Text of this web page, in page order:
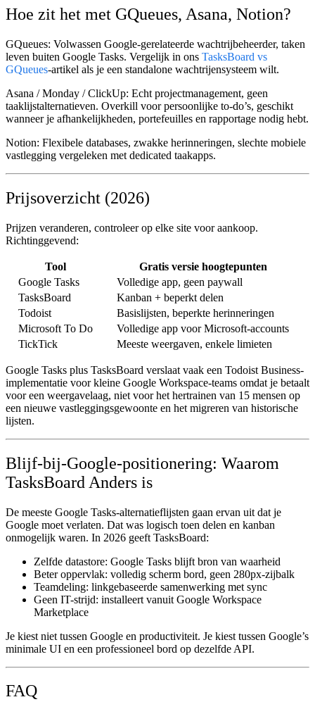
Hoe zit het met GQueues, Asana, Notion?
GQueues: Volwassen Google-gerelateerde wachtrijbeheerder, taken
leven buiten Google Tasks. Vergelijk in ons TasksBoard vs
GQueues-artikel als je een standalone wachtrijensysteem wilt.
Asana / Monday / ClickUp: Echt projectmanagement, geen
taaklijstalternatieven. Overkill voor persoonlijke to-do’s, geschikt
wanneer je afhankelijkheden, portefeuilles en rapportage nodig hebt.
Notion: Flexibele databases, zwakke herinneringen, slechte mobiele
vastlegging vergeleken met dedicated taakapps.
Prijsoverzicht (2026)
Prijzen veranderen, controleer op elke site voor aankoop.
Richtinggevend:
Tool Gratis versie hoogtepunten
Google Tasks
Volledige app, geen paywall
TasksBoard
Kanban + beperkt delen
Todoist
Basislijsten, beperkte herinneringen
Microsoft To Do
Volledige app voor Microsoft-accounts
TickTick
Meeste weergaven, enkele limieten
Google Tasks plus TasksBoard verslaat vaak een Todoist Business-
implementatie voor kleine Google Workspace-teams omdat je betaalt
voor een weergavelaag, niet voor het hertrainen van 15 mensen op
een nieuwe vastleggingsgewoonte en het migreren van historische
lijsten.
Blijf-bij-Google-positionering: Waarom
TasksBoard Anders is
De meeste Google Tasks-alternatieflijsten gaan ervan uit dat je
Google moet verlaten. Dat was logisch toen delen en kanban
onmogelijk waren. In 2026 geeft TasksBoard:
Zelfde datastore: Google Tasks blijft bron van waarheid
Beter oppervlak: volledig scherm bord, geen 280px-zijbalk
Teamdeling: linkgebaseerde samenwerking met sync
Geen IT-strijd: installeert vanuit Google Workspace
Marketplace
Je kiest niet tussen Google en productiviteit. Je kiest tussen Google’s
minimale UI en een professioneel bord op dezelfde API.
FAQ